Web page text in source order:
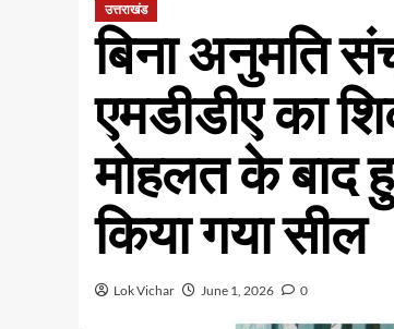
उत्तराखंड
बिना अनुमति
एमडीडीए का
मोहलत के बाद
किया गया सील
Lok Vichar June 1, 2026 0